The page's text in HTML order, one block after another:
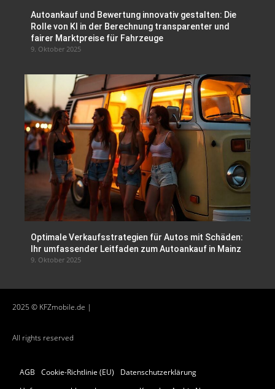
Autoankauf und Bewertung innovativ gestalten: Die
Rolle von KI in der Berechnung transparenter und
fairer Marktpreise für Fahrzeuge
9. Oktober 2025
Optimale Verkaufsstrategien für Autos mit Schäden:
Ihr umfassender Leitfaden zum Autoankauf in Mainz
9. Oktober 2025
2025 © KFZmobile.de |
All rights reserved
AGB Cookie-Richtlinie (EU)
Datenschutzerklärung